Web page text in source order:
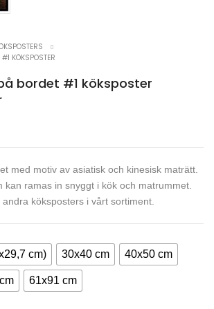
KÖKSPOSTER
bordet #1 köksposter
med motiv av asiatisk och kinesisk maträtt.
kan ramas in snyggt i kök och matrummet.
köksposters i vårt sortiment.
cm) 30x40 cm 40x50 cm
61x91 cm